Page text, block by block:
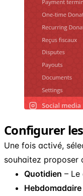
Configurer
Une fois activé,
souhaitez proposer
Quotidien –
Hebdomadaire